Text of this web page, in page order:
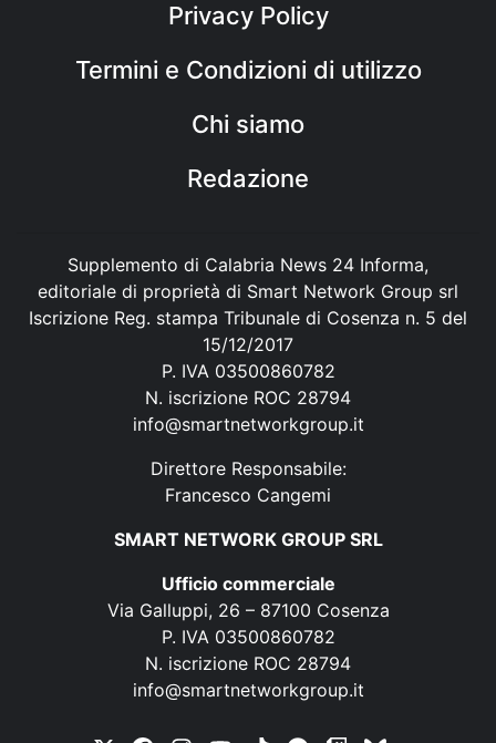
Privacy Policy
Termini e Condizioni di utilizzo
Chi siamo
Redazione
Supplemento di Calabria News 24 Informa,
editoriale di proprietà di Smart Network Group srl
Iscrizione Reg. stampa Tribunale di Cosenza n. 5 del
15/12/2017
P. IVA 03500860782
N. iscrizione ROC 28794
info@smartnetworkgroup.it
Direttore Responsabile:
Francesco Cangemi
SMART NETWORK GROUP SRL
Ufficio commerciale
Via Galluppi, 26 – 87100 Cosenza
P. IVA 03500860782
N. iscrizione ROC 28794
info@smartnetworkgroup.it